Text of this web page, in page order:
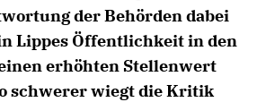
der Behörden dabei
Lippes Öffentlichkeit in den
erhöhten Stellenwert
schwerer wiegt die Kritik